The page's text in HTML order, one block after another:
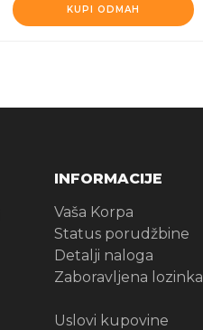
KUPI ODMAH
INFORMACIJE
Vaša Korpa
Status porudžbine
Detalji naloga
Zaboravljena lozinka
Uslovi kupovine